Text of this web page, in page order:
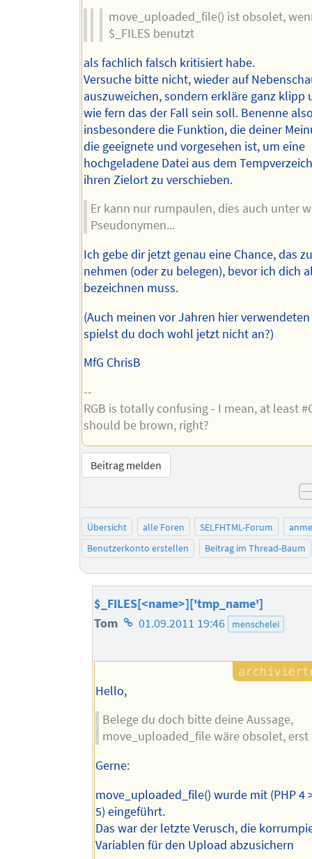
move_uploaded_file() ist obsolet,
$_FILES benutzt
als fachlich falsch kritisiert habe.
Versuche bitte nicht, wieder auf
auszuweichen, sondern erkläre ganz klipp
wie fern das der Fall sein soll. Benenne
insbesondere die Funktion, die deiner
die geeignete und vorgesehen ist, um eine
hochgeladene Datei aus dem
ihren Zielort zu verschieben.
Er kann nur rumpaulen, dies auch unter
Pseudonymen...
Ich gebe dir jetzt genau eine Chance, das
nehmen (oder zu belegen), bevor ich dich
bezeichnen muss.
(Auch meinen vor Jahren hier
spielst du doch wohl jetzt nicht an?)
MfG ChrisB
--
RGB is totally confusing - I mean, at least
should be brown, right?
Beitrag melden
Übersicht alle Foren SELFHTML-Forum
Benutzerkonto erstellen
Beitrag im Thread-Baum
$_FILES[<name>]['tmp_name']
Tom Homepage
Autors
01.09.2011 19:46 menschelei
Hello,
Belege du doch bitte deine Aussage,
move_uploaded_file wäre obsolet,
Gerne:
move_uploaded_file() wurde mit (PHP 4
5) eingeführt.
Das war der letzte Verusch, die
Variablen für den Upload abzusichern